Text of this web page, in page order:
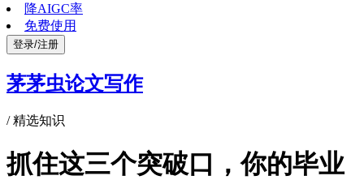
降AIGC率
免费使用
登录/注册
茅茅虫论文写作
/精选知识
抓住这三个突破口，你的毕业